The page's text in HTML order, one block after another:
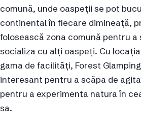
comună, unde oaspeții se pot
continental în fiecare dimineață,
folosească zona comună pentru a
socializa cu alți oaspeți. Cu
gama de facilități, Forest
interesant pentru a scăpa de
pentru a experimenta natura în
sa.